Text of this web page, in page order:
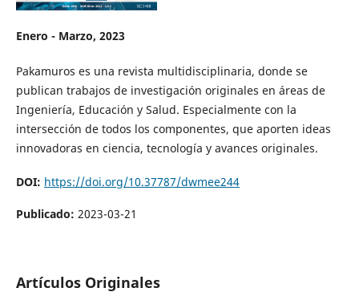
Enero - Marzo, 2023
Pakamuros es una revista multidisciplinaria, donde se
publican trabajos de investigación originales en áreas de
Ingeniería, Educación y Salud. Especialmente con la
intersección de todos los componentes, que aporten ideas
innovadoras en ciencia, tecnología y avances originales.
DOI: https://doi.org/10.37787/dwmee244
Publicado: 2023-03-21
Artículos Originales